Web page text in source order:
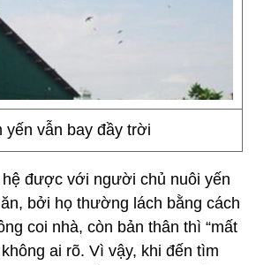
yến vẫn bay đầy trời
hệ được với người chủ nuôi yến
bởi họ thường lách bằng cách
coi nhà, còn bản thân thì “mất
ai rõ. Vì vậy, khi đến tìm